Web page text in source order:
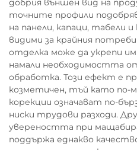
добрия външен вид на
точните профили
на панели, капаци, табели
видими за крайния
отделка може да укрепи
намали необходимостта
обработка. Този ефект е
козметичен, тъй като по-
корекции означават по-
ниски трудови разходи.
увереността при
поддържа еднакво